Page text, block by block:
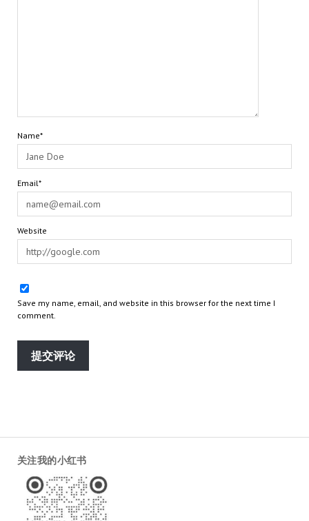
Name*
Email*
Website
Save my name, email, and website in this browser for the next time I
comment.
关注我的小红书